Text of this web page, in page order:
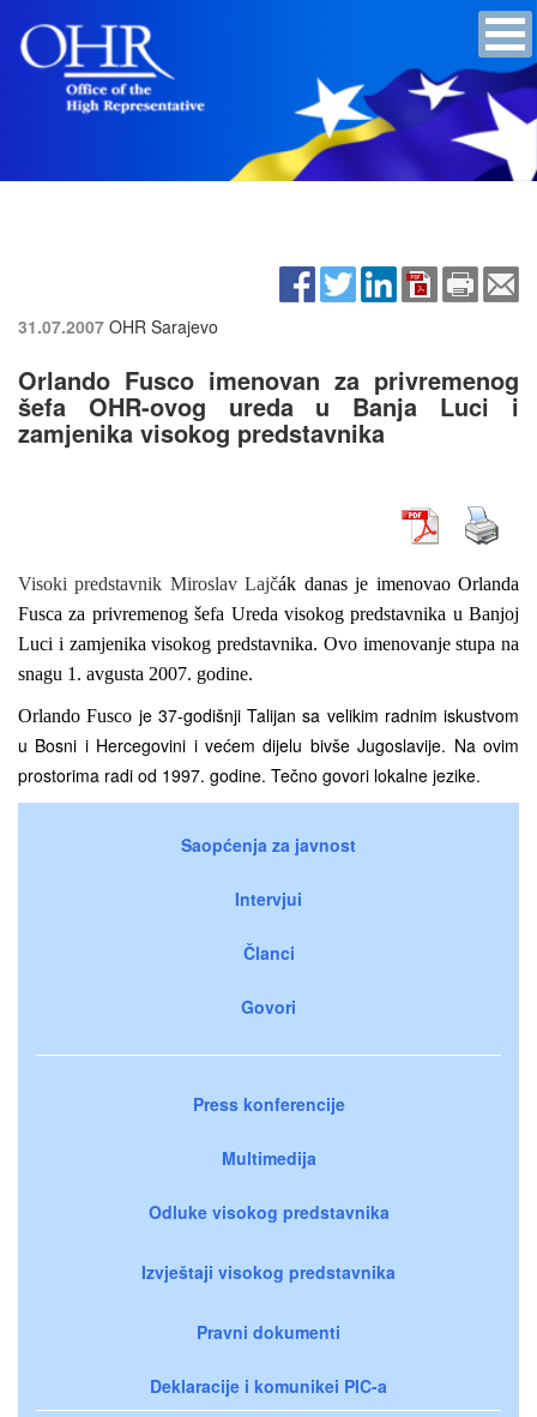
31.07.2007 OHR Sarajevo
Orlando Fusco imenovan za privremenog
šefa OHR-ovog ureda u Banja Luci i
zamjenika visokog predstavnika
Visoki predstavnik Miroslav Lajčák danas je imenovao Orlanda
Fusca za privremenog šefa Ureda visokog predstavnika u Banjoj
Luci i zamjenika visokog predstavnika. Ovo imenovanje stupa na
snagu 1. avgusta 2007. godine.
Orlando Fusco je 37-godišnji Talijan sa velikim radnim iskustvom
u Bosni i Hercegovini i većem dijelu bivše Jugoslavije. Na ovim
prostorima radi od 1997. godine. Tečno govori lokalne jezike.
Saopćenja za javnost
Intervjui
Članci
Govori
Press konferencije
Multimedija
Odluke visokog predstavnika
Izvještaji visokog predstavnika
Pravni dokumenti
Deklaracije i komunikei PIC-a